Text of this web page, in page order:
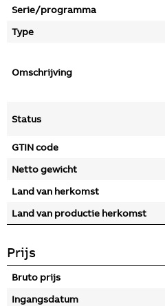
Serie/programma
Type
Omschrijving
Status
GTIN code
Netto gewicht
Land van herkomst
Land van productie herkomst
Prijs
Bruto prijs
Ingangsdatum